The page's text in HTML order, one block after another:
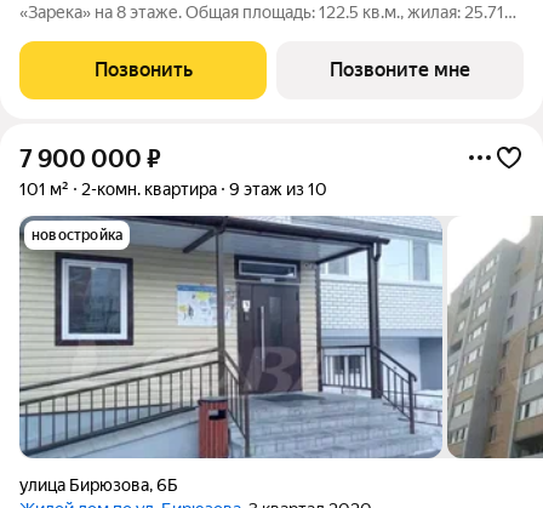
«Зарека» на 8 этаже. Общая площадь: 122.5 кв.м., жилая: 25.71
потолков 2.7 м. Квартира с кухней-гостиной и двумя
спальнями в жилом районе
Позвонить Позвоните мне
7 900 000 ₽
101 м² 2-комн. квартира 9 этаж из 10
новостройка
улица Бирюзова,6Б